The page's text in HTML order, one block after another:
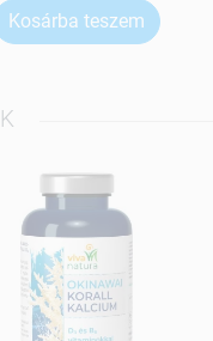
Kosárba teszem